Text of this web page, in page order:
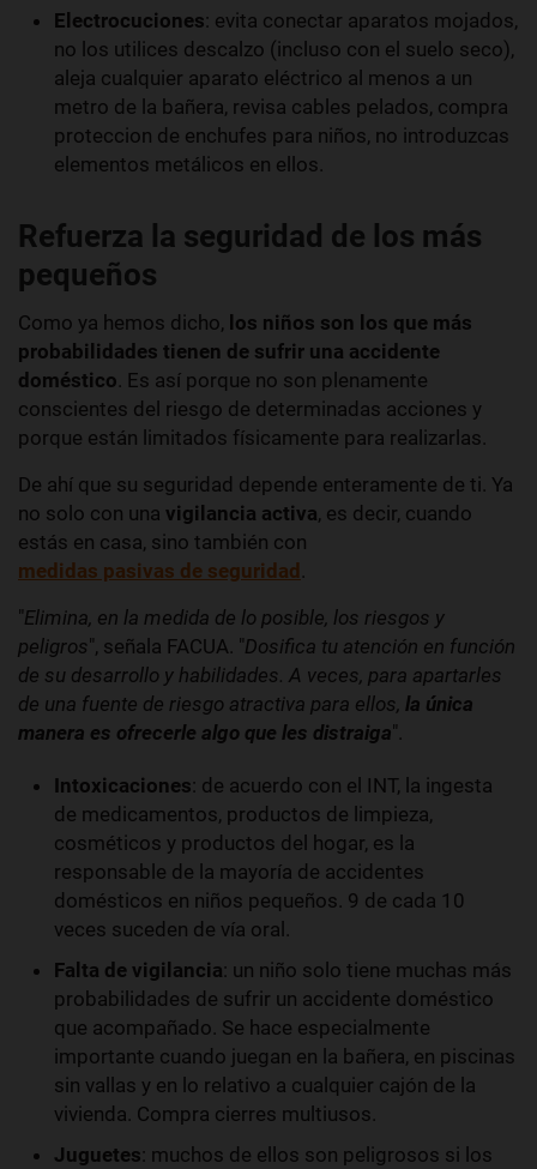
Electrocuciones: evita conectar aparatos mojados,
no los utilices descalzo (incluso con el suelo seco),
aleja cualquier aparato eléctrico al menos a un
metro de la bañera, revisa cables pelados, compra
proteccion de enchufes para niños, no introduzcas
elementos metálicos en ellos.
Refuerza la seguridad de los más
pequeños
Como ya hemos dicho, los niños son los que más
probabilidades tienen de sufrir una accidente
doméstico. Es así porque no son plenamente
conscientes del riesgo de determinadas acciones y
porque están limitados físicamente para realizarlas.
De ahí que su seguridad depende enteramente de ti. Ya
no solo con una vigilancia activa, es decir, cuando
estás en casa, sino también con
medidas pasivas de seguridad .
" Elimina, en la medida de lo posible, los riesgos y
peligros", señala FACUA. " Dosifica tu atención en función
de su desarrollo y habilidades. A veces, para apartarles
de una fuente de riesgo atractiva para ellos, la única
manera es ofrecerle algo que les distraiga".
Intoxicaciones: de acuerdo con el INT, la ingesta
de medicamentos, productos de limpieza,
cosméticos y productos del hogar, es la
responsable de la mayoría de accidentes
domésticos en niños pequeños. 9 de cada 10
veces suceden de vía oral.
Falta de vigilancia: un niño solo tiene muchas más
probabilidades de sufrir un accidente doméstico
que acompañado. Se hace especialmente
importante cuando juegan en la bañera, en piscinas
sin vallas y en lo relativo a cualquier cajón de la
vivienda. Compra cierres multiusos.
Juguetes: muchos de ellos son peligrosos si los